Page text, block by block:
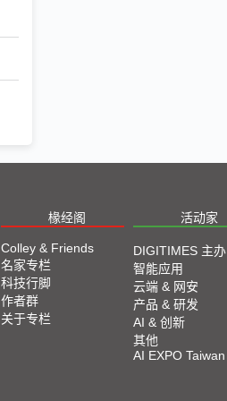
椽经阁 活动家
Colley & Friends
名家专栏
科技行脚
作者群
关于专栏
DIGITIMES 主办
智能应用
云端 & 网安
产品 & 研发
AI & 创新
其他
AI EXPO Taiwan